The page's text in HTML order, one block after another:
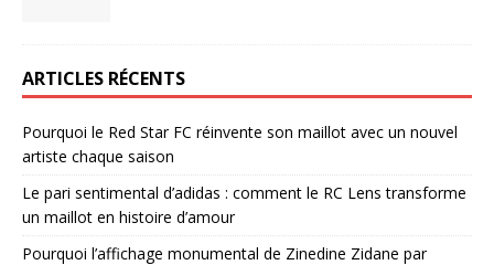
ARTICLES RÉCENTS
Pourquoi le Red Star FC réinvente son maillot avec un nouvel
artiste chaque saison
Le pari sentimental d’adidas : comment le RC Lens transforme
un maillot en histoire d’amour
Pourquoi l’affichage monumental de Zinedine Zidane par